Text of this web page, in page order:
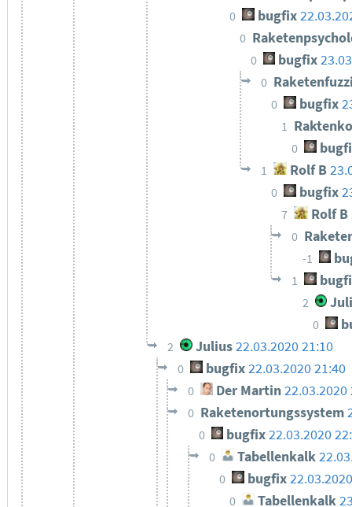
0 bugfix
0
0 bugfix
0
0 bugfix
1
0
1 Rolf B
0 bugfix
7 Rolf B
0
-1
1
2
0
2 Julius22.03.2020 21:10
0 bugfix22.03.2020 21:40
0 Der Martin22.03.2020
0 Raketenortungssystem
0 bugfix22.03.2020
0 Tabellenkalk
0 bugfix
0 Tabellenkalk